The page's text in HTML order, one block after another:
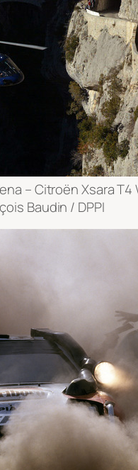
– Citroën Xsara T4
Baudin / DPPI